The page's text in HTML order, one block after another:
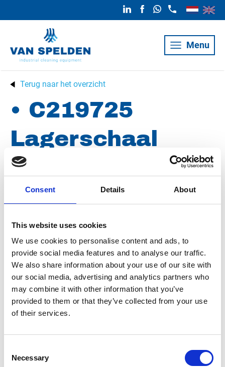
Consent Details About
This website uses cookies
We use cookies to personalise content and ads, to
provide social media features and to analyse our traffic.
We also share information about your use of our site with
our social media, advertising and analytics partners who
may combine it with other information that you’ve
provided to them or that they’ve collected from your use
of their services.
Selection
Necessary
Menu
Terug naar het overzicht
• C219725
Lagerschaal
Ø80/88 x 40mm
Artikelnummer 019024001808840
Groep Onderdelen
Meer informatie?
Alle vragen en opmerkingen kunt u via onderstaand
formulier aan ons sturen. Wij streven ernaar uw bericht
binnen 1 werkdag te beantwoorden.
Bedrijfsnaam